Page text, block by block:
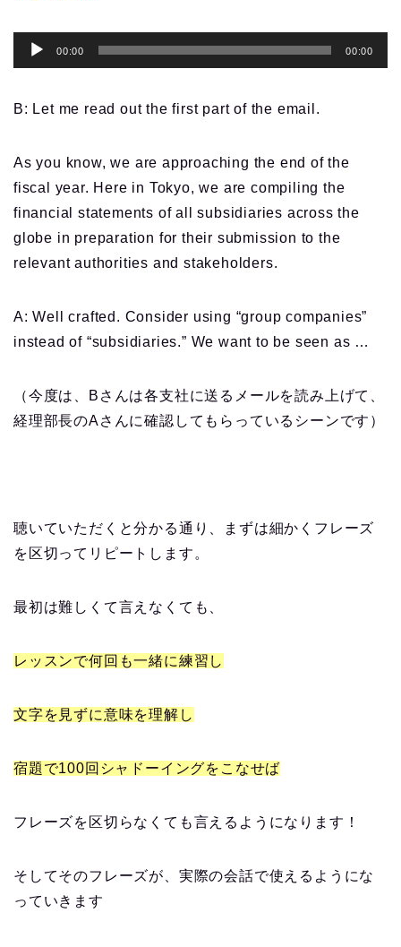
声
レ
ヤ
ー
00:00 00:00
B: Let me read outthe first part of the email.
As you know, we are approaching the end of the
fiscal year. Here in Tokyo, we are compiling the
financial statements of allsubsidiaries across the
globe in preparation for their submission to the
relevant authorities andstakeholders.
A: Wellcrafted . Consider using “group companies”
instead of “subsidiaries.” We want to be seen as …
（今度は、Bさんは各支社に送るメールを読み上げて、
経理部長のAさんに確認してもらっているシーンです）
聴いていただくと分かる通り、まずは細かくフレーズ
を区切ってリピートします。
最初は難しくて言えなくても、
レッスンで何回も一緒に練習し
文字を見ずに意味を理解し
宿題で100回シャドーイングをこなせば
フレーズを区切らなくても言えるようになります！
そしてそのフレーズが、実際の会話で使えるようにな
っていきます